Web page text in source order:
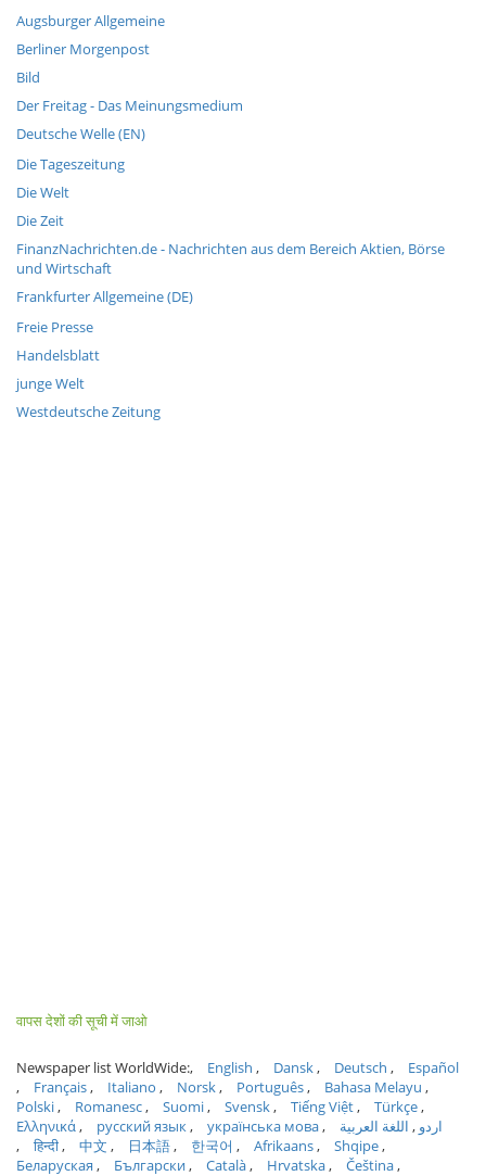
Augsburger Allgemeine
Berliner Morgenpost
Bild
Der Freitag - Das Meinungsmedium
Deutsche Welle (EN)
Die Tageszeitung
Die Welt
Die Zeit
FinanzNachrichten.de - Nachrichten aus dem Bereich Aktien, Börse
und Wirtschaft
Frankfurter Allgemeine (DE)
Freie Presse
Handelsblatt
junge Welt
Westdeutsche Zeitung
वापस देशों की सूची में जाओ
Newspaper list WorldWide: English Dansk Deutsch
Español
Français
Italiano Norsk Português
Bahasa Melayu
Polski
Romanesc Suomi Svensk Tiếng Việt
Türkçe
Ελληνικά
русский язык українська мова اردو
اللغة العربية
हिन्दी
中文 日本語 한국어 Afrikaans
Shqipe
Беларуская
Български Català Hrvatska
Čeština